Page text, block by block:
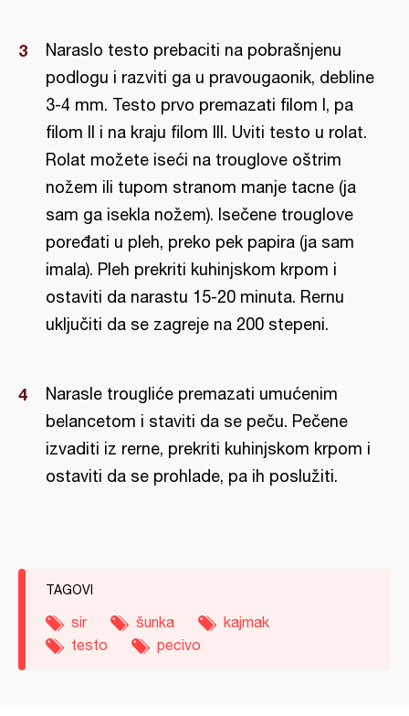
Naraslo testo prebaciti na pobrašnjenu
podlogu i razviti ga u pravougaonik, debline
3-4 mm. Testo prvo premazati filom I, pa
filom II i na kraju filom III. Uviti testo u rolat.
Rolat možete iseći na trouglove oštrim
nožem ili tupom stranom manje tacne (ja
sam ga isekla nožem). Isečene trouglove
poređati u pleh, preko pek papira (ja sam
imala). Pleh prekriti kuhinjskom krpom i
ostaviti da narastu 15-20 minuta. Rernu
uključiti da se zagreje na 200 stepeni.
Narasle trougliće premazati umućenim
belancetom i staviti da se peču. Pečene
izvaditi iz rerne, prekriti kuhinjskom krpom i
ostaviti da se prohlade, pa ih poslužiti.
TAGOVI
sir šunka
kajmak
testo
pecivo